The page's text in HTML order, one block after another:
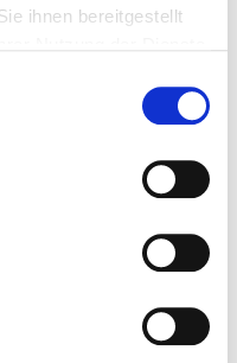
ihnen bereitgestellt